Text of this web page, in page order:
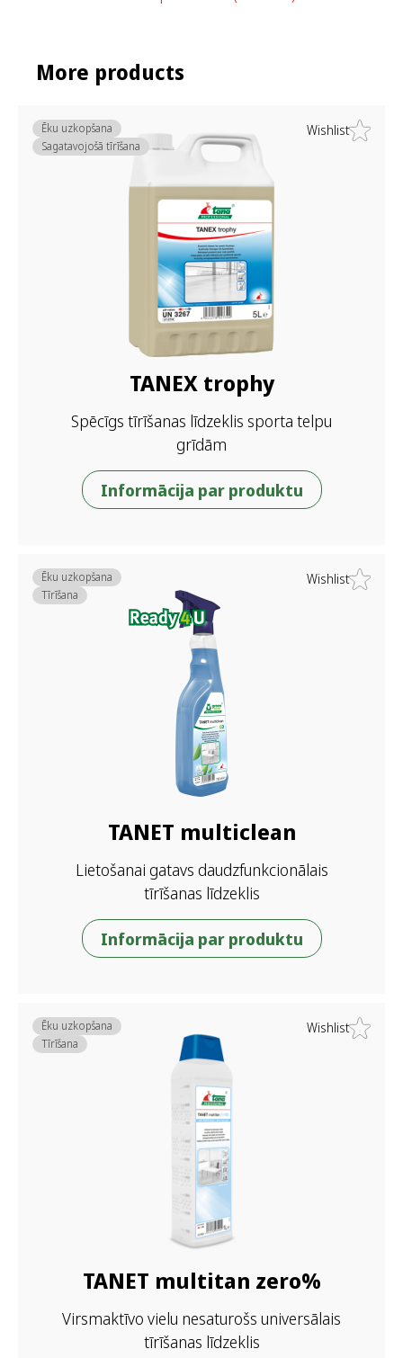
More products
Wishlist
TANEX trophy
Spēcīgs tīrīšanas līdzeklis sporta telpu
grīdām
Ēku uzkopšana
Sagatavojošā tīrīšana
Informācija par produktu
Wishlist
TANET multiclean
Lietošanai gatavs daudzfunkcionālais
tīrīšanas līdzeklis
Ēku uzkopšana
Tīrīšana
Informācija par produktu
Wishlist
TANET multitan zero%
Virsmaktīvo vielu nesaturošs universālais
tīrīšanas līdzeklis
Ēku uzkopšana
Tīrīšana